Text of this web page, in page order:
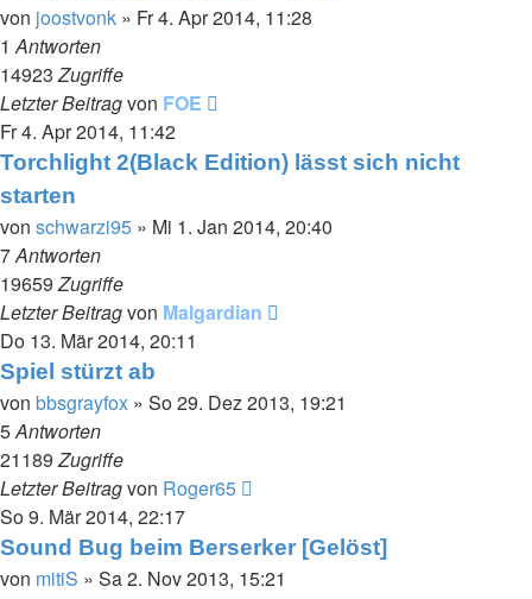
von joostvonk » Fr 4. Apr 2014, 11:28
1Antworten
14923Zugriffe
Letzter Beitragvon FOE
Fr 4. Apr 2014, 11:42
Torchlight 2(Black Edition) lässt sich nicht
starten
von schwarzi95 » Mi 1. Jan 2014, 20:40
7Antworten
19659Zugriffe
Letzter Beitragvon Malgardian
Do 13. Mär 2014, 20:11
Spiel stürzt ab
von bbsgrayfox » So 29. Dez 2013, 19:21
5Antworten
21189Zugriffe
Letzter Beitragvon Roger65
So 9. Mär 2014, 22:17
Sound Bug beim Berserker [Gelöst]
von mitiS » Sa 2. Nov 2013, 15:21